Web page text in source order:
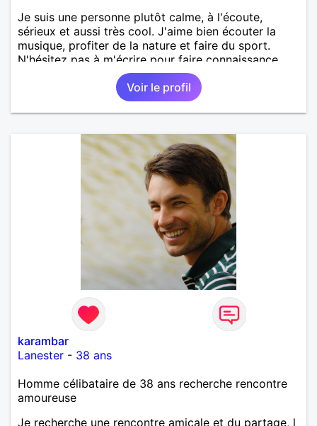
Je suis une personne plutôt calme, à l'écoute,
sérieux et aussi très cool. J'aime bien écouter la
musique, profiter de la nature et faire du sport.
N'hésitez pas à m'écrire pour faire connaissance.
Voir le profil
karambar
Lanester - 38 ans
Homme célibataire de 38 ans recherche rencontre
amoureuse
Je recherche une rencontre amicale et du partage, l